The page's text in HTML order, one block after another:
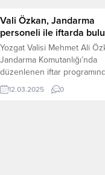
Vali Özkan, Jandarma
personeli ile iftarda
Yozgat Valisi Mehmet Ali
Jandarma Komutanlığı’nda
düzenlenen iftar
jandarma personeli ile bir
geldi. İl Jandarma Komutanı
12.03.2025 0